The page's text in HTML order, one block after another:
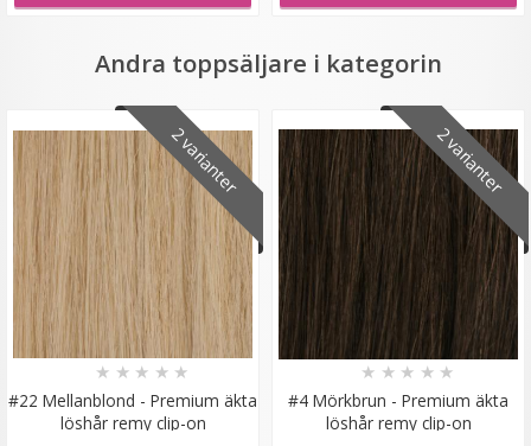
Scrunchie Märkblå
★★★ ★★
Andra toppsäljare i kategorin
2 varianter
#22 Mellanblond - Premium äkta
löshår remy clip-on
★ ★ ★ ★ ★
2 varianter
#4 Mörkbrun - Premium äkta
löshår remy clip-on
★ ★ ★ ★ ★